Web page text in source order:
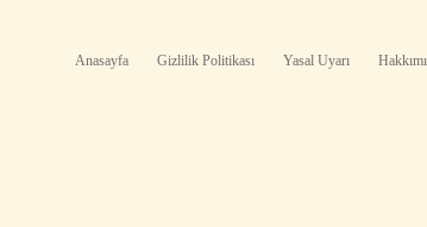
Anasayfa Gizlilik Politikası Yasal Uyarı